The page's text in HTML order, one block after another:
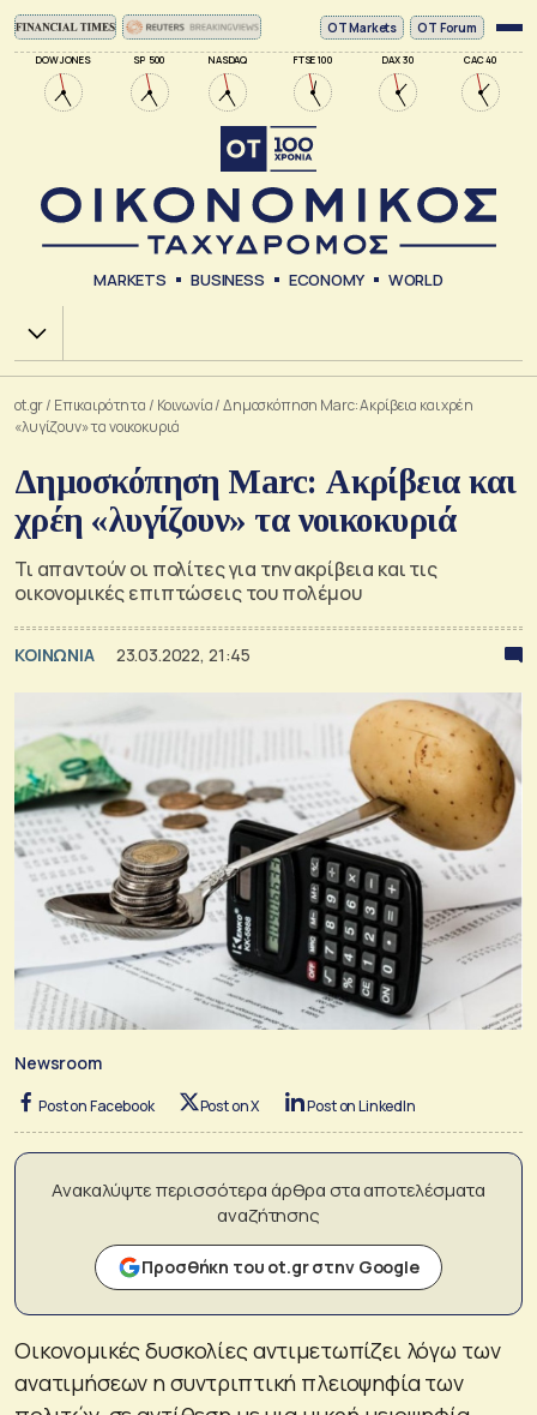
DOW JONES SP 500 NASDAQ FTSE 100 DAX 30 CAC 40
ΟΤ Markets OT Forum
MARKETS BUSINESS ECONOMY WORLD
Χ.Α.
ot.gr/ Επικαιρότητα / Κοινωνία/Δημοσκόπηση Marc: Ακρίβεια και χρέη
«λυγίζουν» τα νοικοκυριά
Δημοσκόπηση Marc: Ακρίβεια και
χρέη «λυγίζουν» τα νοικοκυριά
Τι απαντούν οι πολίτες για την ακρίβεια και τις
οικονομικές επιπτώσεις του πολέμου
ΚΟΙΝΩΝΙΑ 23.03.2022, 21:45
Newsroom
Post on Facebook Post on X Post on LinkedIn
Ανακαλύψτε περισσότερα άρθρα στα αποτελέσματα
αναζήτησης
Προσθήκη του ot.gr στην Google
Οικονομικές δυσκολίες αντιμετωπίζει λόγω των
ανατιμήσεων η συντριπτική πλειοψηφία των